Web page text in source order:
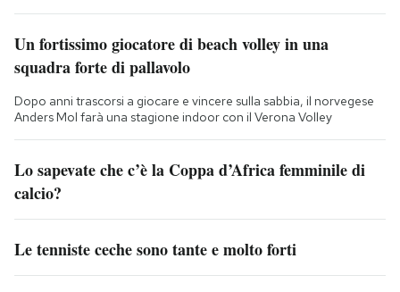
Un fortissimo giocatore di beach volley in una
squadra forte di pallavolo
Dopo anni trascorsi a giocare e vincere sulla sabbia, il norvegese
Anders Mol farà una stagione indoor con il Verona Volley
Lo sapevate che c’è la Coppa d’Africa femminile di
calcio?
Le tenniste ceche sono tante e molto forti